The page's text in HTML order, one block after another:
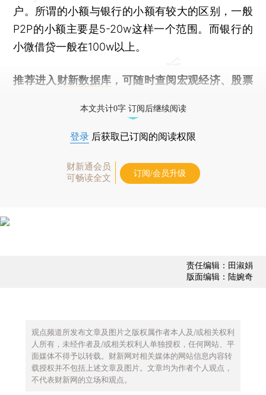
户。所谓的小额与银行的小额有较大的区别，一般
P2P的小额主要是5-20w这样一个范围。而银行的
小微借贷一般在100w以上。
推荐进入 财新数据库 ，可随时查阅宏观经济、股票
本文共计0字 订阅后继续阅读
登录 后获取已订阅的阅读权限
财新通会员
可畅读全文
订阅/会员升级
责任编辑：田淑娟
版面编辑：陆婉奇
观点频道所发布文章及图片之版权属作者本人及/或相关权利
人所有，未经作者及/或相关权利人单独授权，任何网站、平
面媒体不得予以转载。财新网对相关媒体的网站信息内容转
载授权并不包括上述文章及图片。文章均为作者个人观点，
不代表财新网的立场和观点。